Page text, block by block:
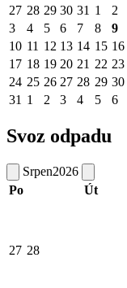
27 28 29 30 31 1
2
3
4 5 6 7 8
9
10 11 12 13 14 15 16
17 18 19 20 21 22 23
24 25 26 27 28 29 30
31 1 2 3 4 5 6
Svoz odpadu
Srpen2026
Po
Út
27 28